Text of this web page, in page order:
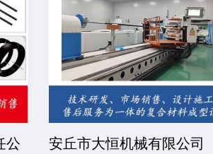
公
安丘市大恒机械有限公司